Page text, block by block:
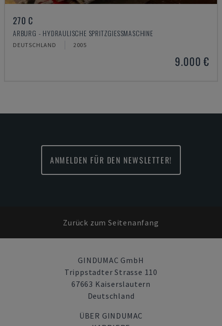
270 C
ARBURG - HYDRAULISCHE SPRITZGIESSMASCHINE
DEUTSCHLAND 2005
9.000 €
ANMELDEN FÜR DEN NEWSLETTER!
Zurück zum Seitenanfang
GINDUMAC GmbH
Trippstadter Strasse 110
67663 Kaiserslautern
Deutschland
ÜBER GINDUMAC